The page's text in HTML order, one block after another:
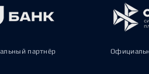
партнёр